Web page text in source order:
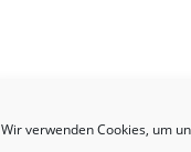
Wir verwenden Cookies, um